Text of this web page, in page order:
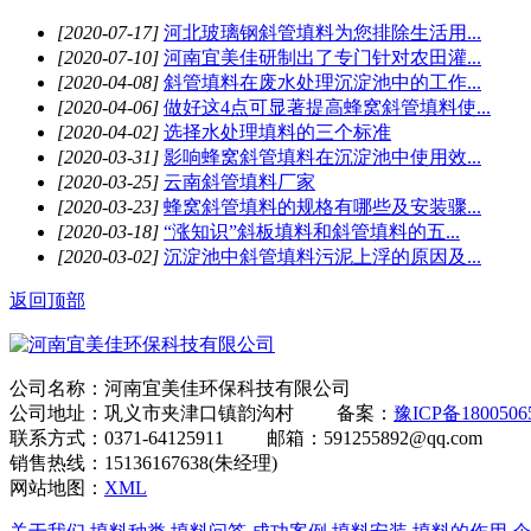
[2020-07-17] 河北玻璃钢斜管填料为您排除生活用...
[2020-07-10] 河南宜美佳研制出了专门针对农田灌...
[2020-04-08] 斜管填料在废水处理沉淀池中的工作...
[2020-04-06] 做好这4点可显著提高蜂窝斜管填料使...
[2020-04-02] 选择水处理填料的三个标准
[2020-03-31] 影响蜂窝斜管填料在沉淀池中使用效...
[2020-03-25] 云南斜管填料厂家
[2020-03-23] 蜂窝斜管填料的规格有哪些及安装骤...
[2020-03-18] “涨知识”斜板填料和斜管填料的五...
[2020-03-02] 沉淀池中斜管填料污泥上浮的原因及...
返回顶部
公司名称：河南宜美佳环保科技有限公司
公司地址：巩义市夹津口镇韵沟村 备案： 豫ICP备
联系方式：0371-64125911 邮箱：591255892@qq.com
销售热线：15136167638(朱经理)
网站地图： XML